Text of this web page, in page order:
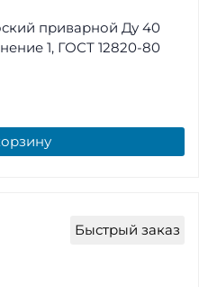
приварной Ду 40
1, ГОСТ 12820-80
Быстрый заказ